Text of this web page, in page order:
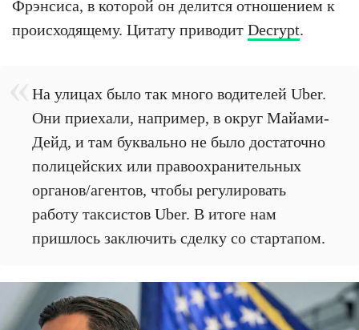
Фрэнсиса, в которой он делится отношением к
происходящему. Цитату приводит Decrypt.
На улицах было так много водителей Uber.
Они приехали, например, в округ Майами-
Дейд, и там буквально не было достаточно
полицейских или правоохранительных
органов/агентов, чтобы регулировать
работу таксистов Uber. В итоге нам
пришлось заключить сделку со стартапом.